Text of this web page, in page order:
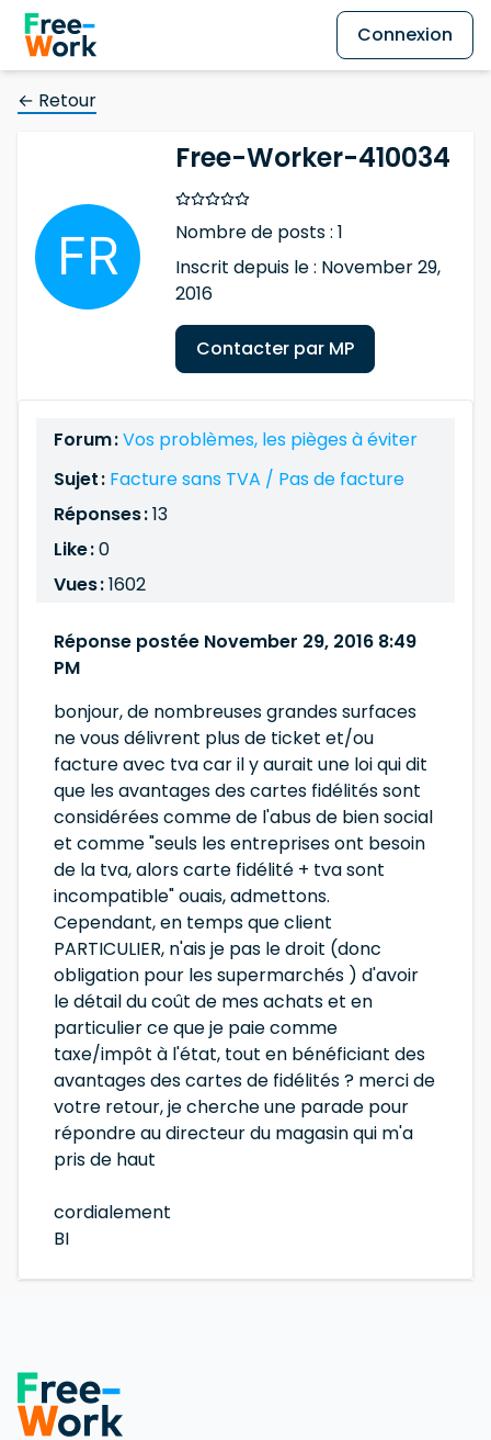
Connexion
← Retour
Free-Worker-410034
Nombre de posts : 1
Inscrit depuis le : November 29,
2016
Contacter par MP
Forum :Vos problèmes, les pièges à éviter
Sujet : Facture sans TVA / Pas de facture
Réponses :13
Like :0
Vues :1602
Réponse postée November 29, 2016 8:49
PM
bonjour, de nombreuses grandes surfaces
ne vous délivrent plus de ticket et/ou
facture avec tva car il y aurait une loi qui dit
que les avantages des cartes fidélités sont
considérées comme de l'abus de bien social
et comme "seuls les entreprises ont besoin
de la tva, alors carte fidélité + tva sont
incompatible" ouais, admettons.
Cependant, en temps que client
PARTICULIER, n'ais je pas le droit (donc
obligation pour les supermarchés ) d'avoir
le détail du coût de mes achats et en
particulier ce que je paie comme
taxe/impôt à l'état, tout en bénéficiant des
avantages des cartes de fidélités ? merci de
votre retour, je cherche une parade pour
répondre au directeur du magasin qui m'a
pris de haut
cordialement
BI